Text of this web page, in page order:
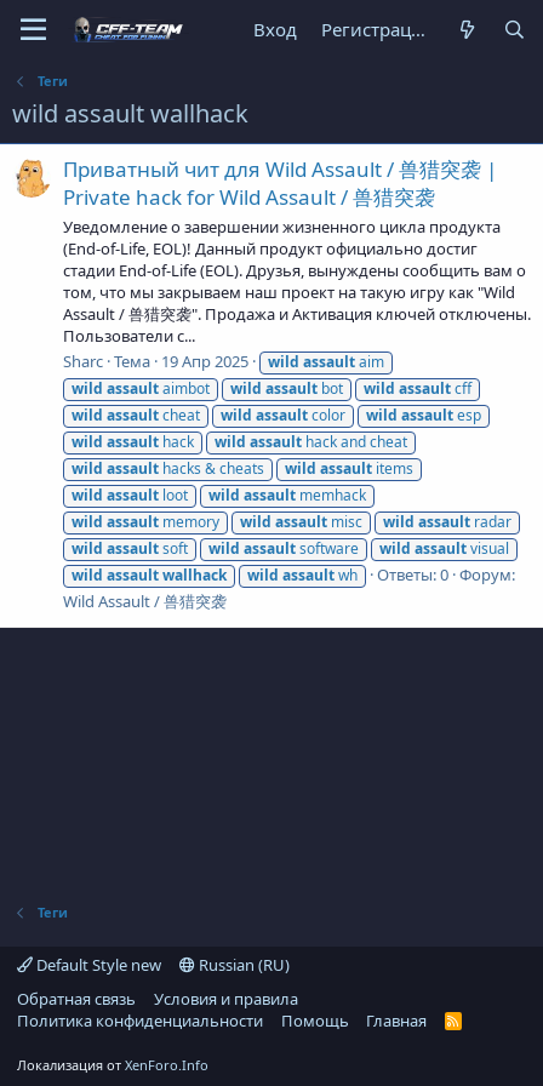
Вход Регистрация
Теги
wild assault wallhack
Приватный чит для Wild Assault / 兽猎突袭 |
Private hack for Wild Assault / 兽猎突袭
Уведомление о завершении жизненного цикла продукта
(End-of-Life, EOL)! Данный продукт официально достиг
стадии End-of-Life (EOL). Друзья, вынуждены сообщить вам о
том, что мы закрываем наш проект на такую игру как "Wild
Assault / 兽猎突袭". Продажа и Активация ключей отключены.
Пользователи с...
Sharc Тема 19 Апр 2025 wild assaultaim
wild assaultaimbot wild assault bot wild assaultcff
wild assaultcheat wild assaultcolor wild assaultesp
wild assault hack wild assault hack and cheat
wild assault hacks & cheats wild assault items
wild assault loot wild assault memhack
wild assault memory wild assault misc wild assault radar
wild assaultsoft wild assaultsoftware wild assaultvisual
wild assaultwallhack wild assaultwh Ответы: 0 Форум:
Wild Assault / 兽猎突袭
Теги
Default Style new
Russian (RU)
Обратная связь
Условия и правила
Политика конфиденциальности
Помощь Главная
R
Локализация от XenForo.Info